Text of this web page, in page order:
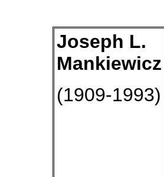
Joseph L.
Mankiewicz
(1909-1993)